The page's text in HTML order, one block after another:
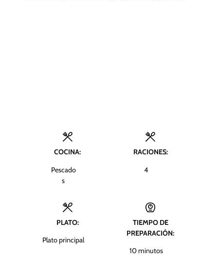
COCINA:
Pescado
s
RACIONES:
4
PLATO:
Plato principal
TIEMPO DE
PREPARACIÓN:
10m
minutos